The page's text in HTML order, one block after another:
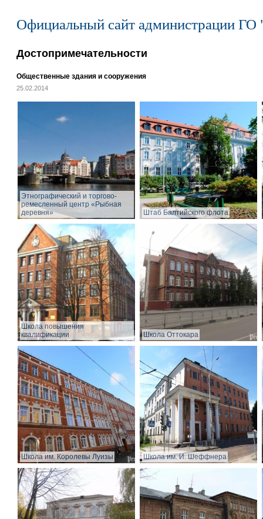
Официальный сайт администрации ГО
Достопримечательности
Общественные здания и сооружения
25.02.2014
Этнографический и торгово-
ремесленный центр «Рыбная
деревня»
Штаб Балтийского флота
Школа повышения
квалификации
Школа Оттокара
Школа им. Королевы Луизы Школа им. И. Шеффнера